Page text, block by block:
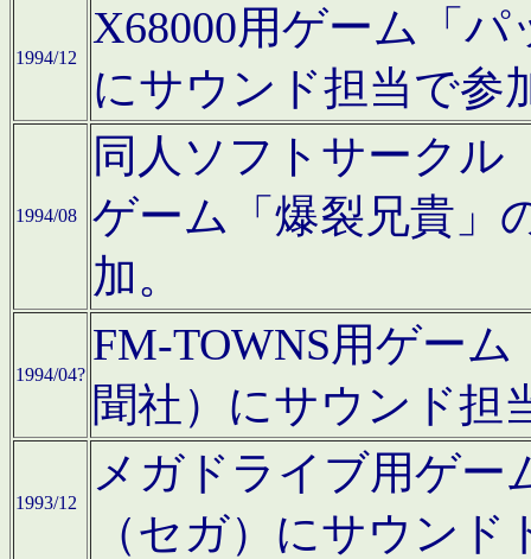
1994/12
X68000用ゲーム「
にサウンド担当で参
1994/08
同人ソフトサークル
ゲーム「爆裂兄貴」
加。
1994/04?
FM-TOWNS用ゲー
聞社）にサウンド担
1993/12
メガドライブ用ゲー
（セガ）にサウン